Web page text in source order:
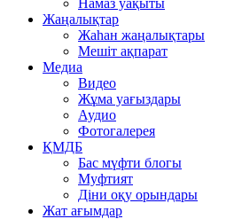
Жаңалықтар
Жаһан жаңалықтары
Мешіт ақпарат
Медиа
Видео
Жұма уағыздары
Аудио
Фотогалерея
ҚМДБ
Бас мүфти блогы
Муфтият
Діни оқу орындары
Жат ағымдар